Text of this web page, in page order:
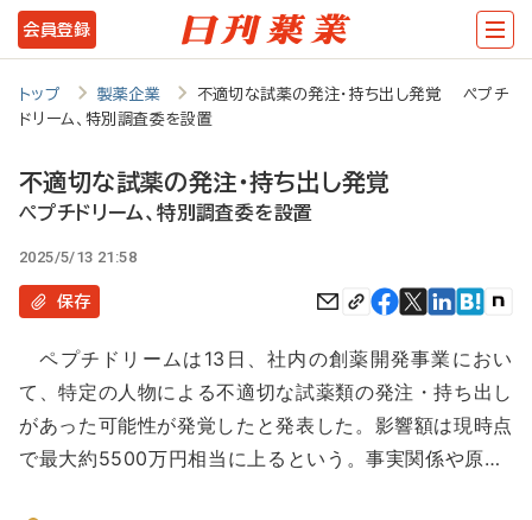
メ
イ
テ
ツ
に
会員登録
トップ 製薬企業
不適切な試薬の発注・持ち出し発覚 ペプチ
ドリーム、特別調査委を設置
不適切な試薬の発注・持ち出し発覚
ペプチドリーム、特別調査委を設置
2025/5/13 21:58
保存
ペプチドリームは13日、社内の創薬開発事業におい
て、特定の人物による不適切な試薬類の発注・持ち出し
があった可能性が発覚したと発表した。影響額は現時点
で最大約5500万円相当に上るという。事実関係や原…